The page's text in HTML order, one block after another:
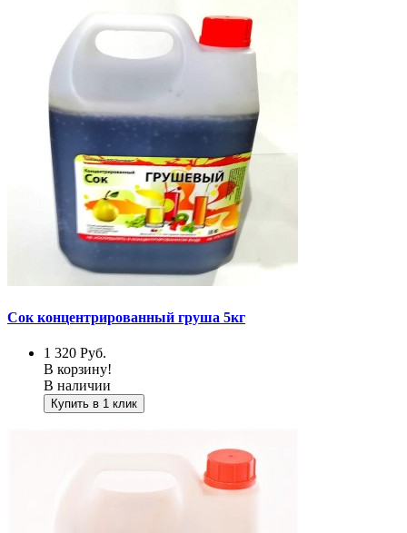
Сок концентрированный груша 5кг
1 320 Руб.
В корзину!
В наличии
Купить в 1 клик